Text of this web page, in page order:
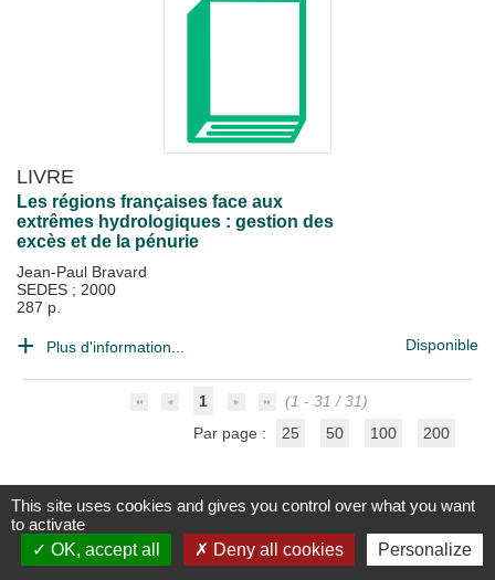
LIVRE
Les régions françaises face aux
extrêmes hydrologiques : gestion des
excès et de la pénurie
Jean-Paul Bravard
SEDES ; 2000
287 p.
Plus d'information... Disponible
1
(1 - 31 / 31)
Par page :
25 50 100 200
Mentions légales
Contact
This site uses cookies and gives you control over what you want
to activate
OK, accept all
Deny all cookies Personalize